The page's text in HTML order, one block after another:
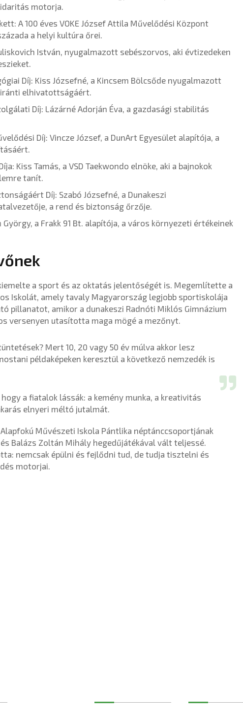
motorja.
A 100 éves VOKE József Attila Művelődési Központ
a helyi kultúra őrei.
István, nyugalmazott sebészorvos, aki évtizedeken
Díj: Kiss Józsefné, a Kincsem Bölcsőde nyugalmazott
iránti elhivatottságáért.
Díj: Lázárné Adorján Éva, a gazdasági stabilitás
Díj: Vincze József, a DunArt Egyesület alapítója, a
Kiss Tamás, a VSD Taekwondo elnöke, aki a bajnokok
tanít.
Díj: Szabó Józsefné, a Dunakeszi
a rend és biztonság őrzője.
György, a Frakk 91 Bt. alapítója, a város környezeti értékeinek
a sport és az oktatás jelentőségét is. Megemlítette a
Iskolát, amely tavaly Magyarország legjobb sportiskolája
pillanatot, amikor a dunakeszi Radnóti Miklós Gimnázium
versenyen utasította maga mögé a mezőnyt.
Mert 10, 20 vagy 50 év múlva akkor lesz
példaképeken keresztül a következő nemzedék is
a fiatalok lássák: a kemény munka, a kreativitás
elnyeri méltó jutalmát.
Művészeti Iskola Pántlika néptánccsoportjának
Balázs Zoltán Mihály hegedűjátékával vált teljessé.
nemcsak épülni és fejlődni tud, de tudja tisztelni és
motorjai.